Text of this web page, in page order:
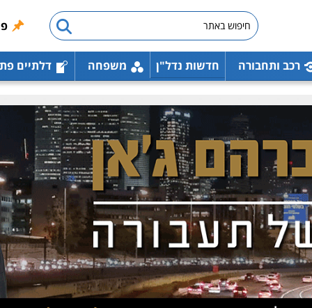
רכב ותחבורה חדשות נדל"ן משפחה דלתיים